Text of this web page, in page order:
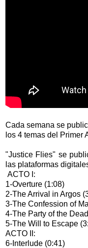
Cada semana se
los 4 temas del Primer
"Justice Flies" se
las plataformas
ACTO I:
1-Overture (1:08)
2-The Arrival in Argos
3-The Confession of
4-The Party of the
5-The Will to Escape
ACTO II:
6-Interlude (0:41)